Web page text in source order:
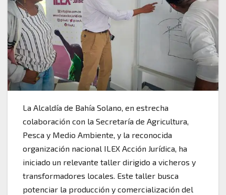
La Alcaldía de Bahía Solano, en estrecha
colaboración con la Secretaría de Agricultura,
Pesca y Medio Ambiente, y la reconocida
organización nacional ILEX Acción Jurídica, ha
iniciado un relevante taller dirigido a vicheros y
transformadores locales. Este taller busca
potenciar la producción y comercialización del